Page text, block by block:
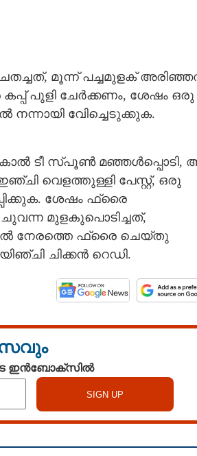
മൂന്ന് പച്ചമുളക്
കപ്പ് പുളി ചേർക്കണം, ശേഷം ഒരു
വേിച്ചെടുക്കുക.
ടീ സ്പൂൺ മഞ്ഞൾപ്പൊടി,
വെളത്തുള്ളി പേസ്റ്റ്, ഒരു
ശേഷം ഫ്രൈ
ചുവന്ന മുളകുപൊടിച്ചത്,
നേരത്തെ ഫ്രൈ ചെയ്തു
ചിക്കൻ റെഡി.
ഇൻബോക്സിൽ